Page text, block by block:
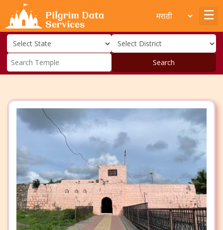
Search